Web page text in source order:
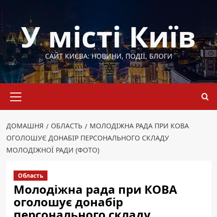
до
вмістуУ місті Київ
САЙТ КИЄВА: НОВИНИ, ПОДІЇ, БЛОГИ
меню
ДОМАШНЯ ОБЛАСТЬ
МОЛОДІЖНА РАДА ПРИ КОВА
ОГОЛОШУЄ ДОНАБІР ПЕРСОНАЛЬНОГО СКЛАДУ
МОЛОДІЖНОЇ РАДИ (ФОТО)
Область
Молодіжна рада при КОВА
оголошує донабір